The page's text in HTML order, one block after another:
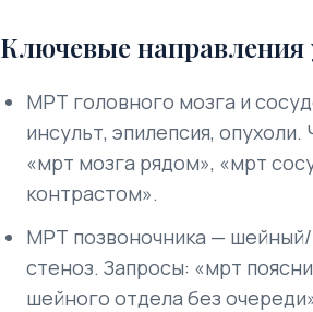
Ключевые направления
МРТ головного мозга и
инсульт, эпилепсия,
«мрт мозга рядом», «мрт
контрастом».
МРТ позвоночника —
стеноз. Запросы: «мрт
шейного отдела без